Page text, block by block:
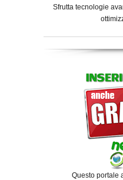
Sfrutta tecnologie
Questo portale